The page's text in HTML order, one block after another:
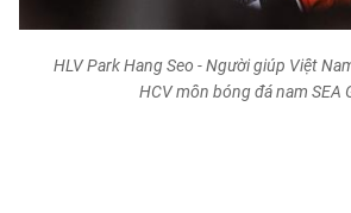
HLV Park Hang Seo - Người giúp Việt
HCV môn bóng đá nam SEA